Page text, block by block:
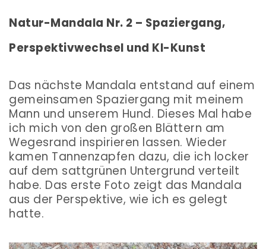
Natur-Mandala Nr. 2 – Spaziergang,
Perspektivwechsel und KI-Kunst
Das nächste Mandala entstand auf einem
gemeinsamen Spaziergang mit meinem
Mann und unserem Hund. Dieses Mal habe
ich mich von den großen Blättern am
Wegesrand inspirieren lassen. Wieder
kamen Tannenzapfen dazu, die ich locker
auf dem sattgrünen Untergrund verteilt
habe. Das erste Foto zeigt das Mandala
aus der Perspektive, wie ich es gelegt
hatte.